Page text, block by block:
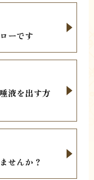
ーです
液を出す方
せんか？